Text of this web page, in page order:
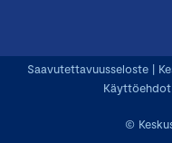
©
Saavutettavuusseloste |
Käyttöehdot